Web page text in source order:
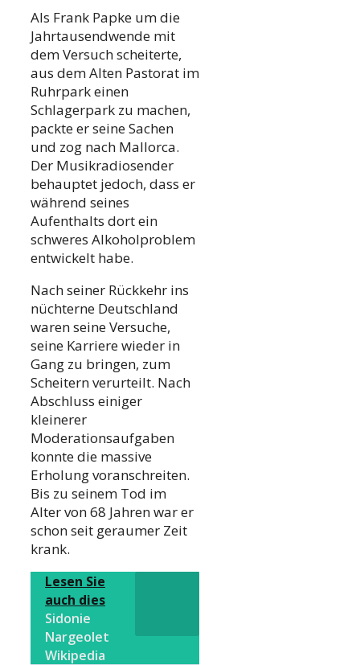
Als Frank Papke um die
Jahrtausendwende mit
dem Versuch scheiterte,
aus dem Alten Pastorat im
Ruhrpark einen
Schlagerpark zu machen,
packte er seine Sachen
und zog nach Mallorca.
Der Musikradiosender
behauptet jedoch, dass er
während seines
Aufenthalts dort ein
schweres Alkoholproblem
entwickelt habe.
Nach seiner Rückkehr ins
nüchterne Deutschland
waren seine Versuche,
seine Karriere wieder in
Gang zu bringen, zum
Scheitern verurteilt. Nach
Abschluss einiger
kleinerer
Moderationsaufgaben
konnte die massive
Erholung voranschreiten.
Bis zu seinem Tod im
Alter von 68 Jahren war er
schon seit geraumer Zeit
krank.
Lesen Sie
auch dies
Sidonie
Nargeolet
Wikipedia